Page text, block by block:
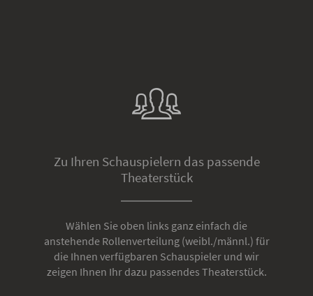
Zu Ihren Schauspielern das passende
Theaterstück
Wählen Sie oben links ganz einfach die
anstehende Rollenverteilung (weibl./männl.) für
die Ihnen verfügbaren Schauspieler und wir
zeigen Ihnen Ihr dazu passendes Theaterstück.